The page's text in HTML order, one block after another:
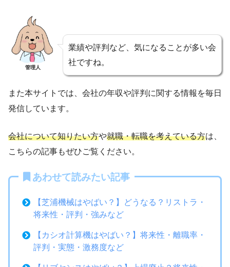
管理人
業績や評判など、気になることが多い会
社ですね。
また本サイトでは、会社の年収や評判に関する情報を毎日
発信しています。
会社について知りたい方や就職・転職を考えている方は、
こちらの記事もぜひご覧ください。
あわせて読みたい記事
【芝浦機械はやばい？】どうなる？リストラ・
将来性・評判・強みなど
【カシオ計算機はやばい？】将来性・離職率・
評判・実態・激務度など